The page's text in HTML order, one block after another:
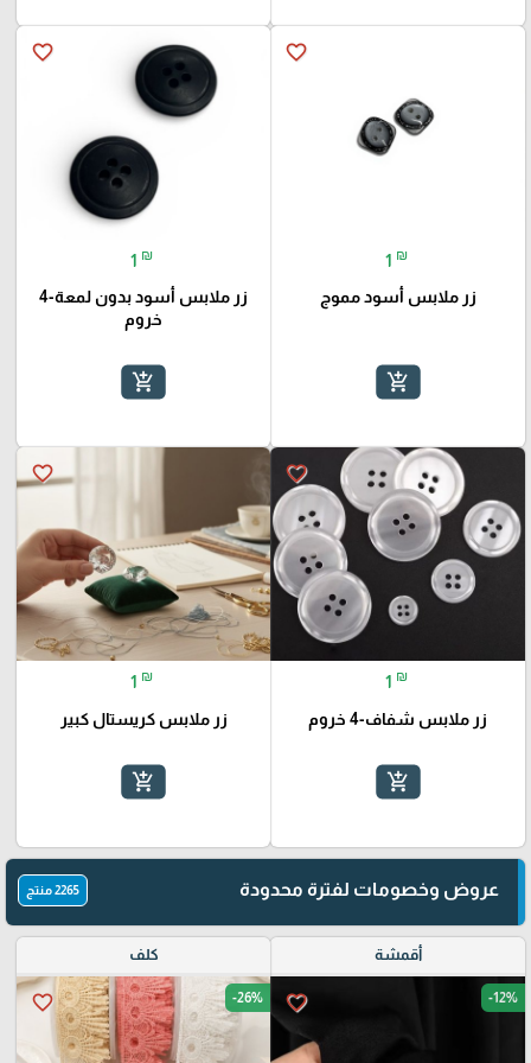
favorite_border
1 ₪
زر ملابس أسود مموج
add_shopping_cart
favorite_border
1 ₪
زر ملابس أسود بدون لمعة-4
خروم
add_shopping_cart
favorite_border
1 ₪
زر ملابس شفاف-4 خروم
add_shopping_cart
favorite_border
1 ₪
زر ملابس كريستال كبير
add_shopping_cart
عروض وخصومات لفترة محدودة 2265 منتج
أقمشة
favorite_border -12%
كلف
favorite_border -26%